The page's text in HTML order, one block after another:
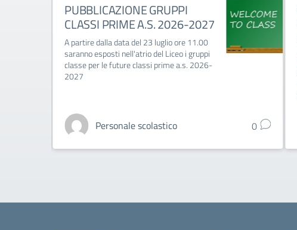
PUBBLICAZIONE GRUPPI
CLASSI PRIME A.S. 2026-2027
A partire dalla data del 23 luglio ore 11.00
saranno esposti nell'atrio del Liceo i gruppi
classe per le future classi prime a.s. 2026-
2027
Personale scolastico 0